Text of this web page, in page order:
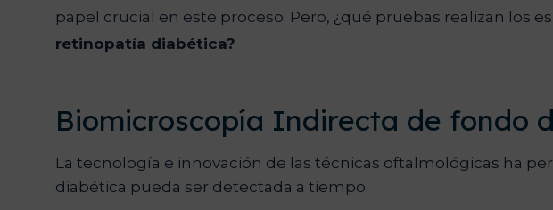
papel crucial en este proceso. Pero, ¿qué pruebas realizan los
retinopatía diabética?
Biomicroscopía Indirecta de fondo
La tecnología e innovación de las técnicas oftalmológicas ha
diabética pueda ser detectada a tiempo.